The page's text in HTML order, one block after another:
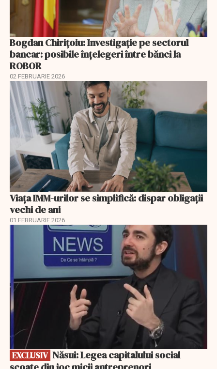
Bogdan Chirițoiu: Investigație pe sectorul
bancar: posibile înțelegeri între bănci la
ROBOR
02 FEBRUARIE 2026
Viața IMM-urilor se simplifică: dispar obligații
vechi de ani
01 FEBRUARIE 2026
EXCLUSIV
EXCLUSIV